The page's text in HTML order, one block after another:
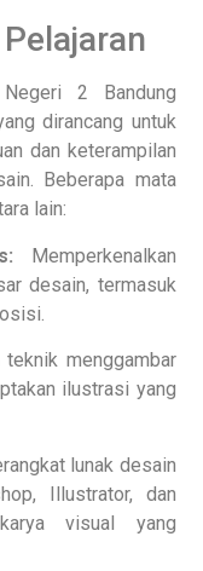
2 Bandung
dirancang untuk
dan keterampilan
Beberapa mata
lain:
Memperkenalkan
desain, termasuk
teknik menggambar
ilustrasi yang
lunak desain
Illustrator, dan
visual yang